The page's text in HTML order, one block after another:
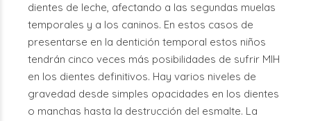
dientes de leche, afectando a las segundas muelas
temporales y a los caninos. En estos casos de
presentarse en la dentición temporal estos niños
tendrán cinco veces más posibilidades de sufrir MIH
en los dientes definitivos. Hay varios niveles de
gravedad desde simples opacidades en los dientes
o manchas hasta la destrucción del esmalte. La